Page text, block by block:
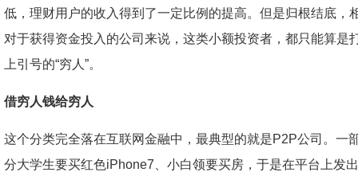
低，理财用户的收入得到了一定比例的提高。但是归根结底，
对于获得资金投入的公司来说，这类小额投资者，都只能算是
上引号的“穷人”。
借穷人钱给穷人
这个分类完全落在互联网金融中，最典型的就是P2P公司。一
分大学生要买红色iPhone7、小白领要买房，于是在平台上发出